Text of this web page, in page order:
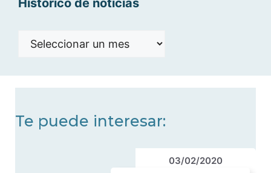
Histórico de noticias
Histórico
Te puede interesar:
03/02/2020